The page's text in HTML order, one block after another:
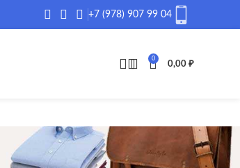
+7 (978) 907 99 04
0
0,00 ₽